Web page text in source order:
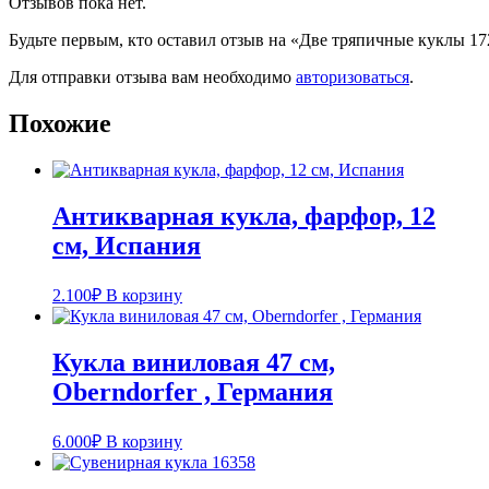
Будьте первым, кто оставил отзыв на «Две тряпичные куклы
Для отправки отзыва вам необходимо авторизоваться.
Похожие
Антикварная кукла, фарфор, 12
см, Испания
2.100₽ В корзину
Кукла виниловая 47 см,
Oberndorfer , Германия
6.000₽ В корзину